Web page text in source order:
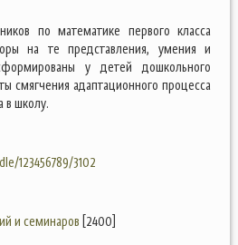
по математике первого класса
на те представления, умения и
у детей дошкольного
смягчения адаптационного процесса
в школу.
123456789/3102
и семинаров [2400]